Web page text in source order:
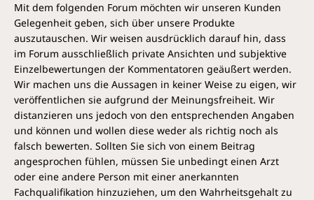
Mit dem folgenden Forum möchten wir unseren Kunden
Gelegenheit geben, sich über unsere Produkte
auszutauschen. Wir weisen ausdrücklich darauf hin, dass
im Forum ausschließlich private Ansichten und subjektive
Einzelbewertungen der Kommentatoren geäußert werden.
Wir machen uns die Aussagen in keiner Weise zu eigen, wir
veröffentlichen sie aufgrund der Meinungsfreiheit. Wir
distanzieren uns jedoch von den entsprechenden Angaben
und können und wollen diese weder als richtig noch als
falsch bewerten. Sollten Sie sich von einem Beitrag
angesprochen fühlen, müssen Sie unbedingt einen Arzt
oder eine andere Person mit einer anerkannten
Fachqualifikation hinzuziehen, um den Wahrheitsgehalt zu